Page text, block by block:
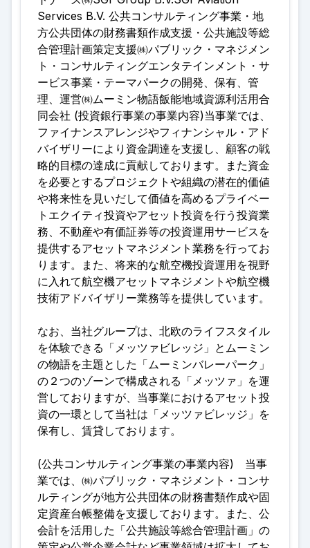
Services B.V. 公共コンサルティング事業・地
方公共団体の財務書類作成支援・公共施設等総
合管理計画策定支援㈱パブリック・マネジメン
ト・コンサルティングエンタテインメント・サ
ービス事業・テーマパークの開発、保有、管
理、運営㈱ムーミン物語飯能地域資源利活用合
同会社 (投資銀行事業の事業内容)当事業では、
ファイナンスアレンジやフィナンシャル・アド
バイザリーにより資金調達を支援し、顧客の戦
略的目標の達成に貢献しております。また資金
を必要とするプロジェクトや組織の潜在的価値
や将来性を見いだして価値を高めるプライベー
トエクイティ投資やアセット投資を行う投資業
務、不動産や有価証券等の投資運用サービスを
提供するアセットマネジメント業務を行ってお
ります。また、将来的な航空機投資運用を視野
に入れて航空機アセットマネジメントや航空機
技術アドバイザリー業務等を提供しています。
なお、当社グループは、北欧のライフスタイル
を体験できる「メッツァビレッジ」とムーミン
の物語を主題とした「ムーミンバレーパーク」
の２つのゾーンで構成される「メッツァ」を運
営しておりますが、当事業におけるアセット投
資の一環として当社は「メッツァビレッジ」を
保有し、賃貸しております。
(公共コンサルティング事業の事業内容) 当事
業では、㈱パブリック・マネジメント・コンサ
ルティングが地方公共団体の財務書類作成や固
定資産台帳整備を支援しております。また、公
会計を活用した「公共施設等総合管理計画」の